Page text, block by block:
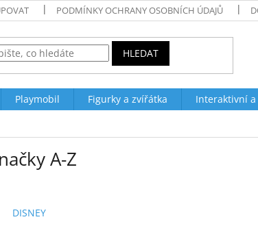
PODMÍNKY OCHRANY OSOBNÍCH ÚDAJŮ
HLEDAT
Playmobil Figurky a zvířátka Interaktivní a
A-Z
DISNEY